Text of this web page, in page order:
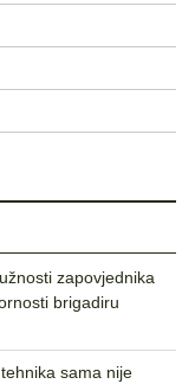
zapovjednika
brigadiru
sama nije